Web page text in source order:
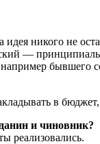
никого не
—
бывшего
в
и чиновник?
реализовались.